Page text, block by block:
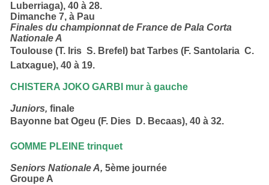
Luberriaga),40 à 28.
Dimanche 7,à Pau
Finales du championnat de France de Pala Corta
Nationale A
Toulouse (T. Iris  S. Brefel) batTarbes (F. Santolaria  C.
Latxague),40 à 19.
CHISTERA JOKO GARBI mur à gauche
Juniors, finale
Bayonne bat Ogeu (F. Dies  D. Becaas),40 à 32.
GOMME PLEINE trinquet
Seniors Nationale A, 5ème journée
Groupe A